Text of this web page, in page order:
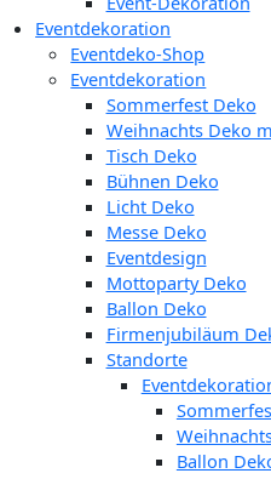
Eventdekoration
Eventdeko-Shop
Eventdekoration
Sommerfest Deko
Weihnachts Deko
Tisch Deko
Bühnen Deko
Licht Deko
Messe Deko
Eventdesign
Mottoparty Deko
Ballon Deko
Firmenjubiläum
Standorte
Ballon